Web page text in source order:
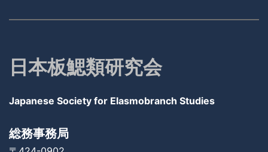
日本板鰓類研究会
Japanese Society for Elasmobranch Studies
総務事務局